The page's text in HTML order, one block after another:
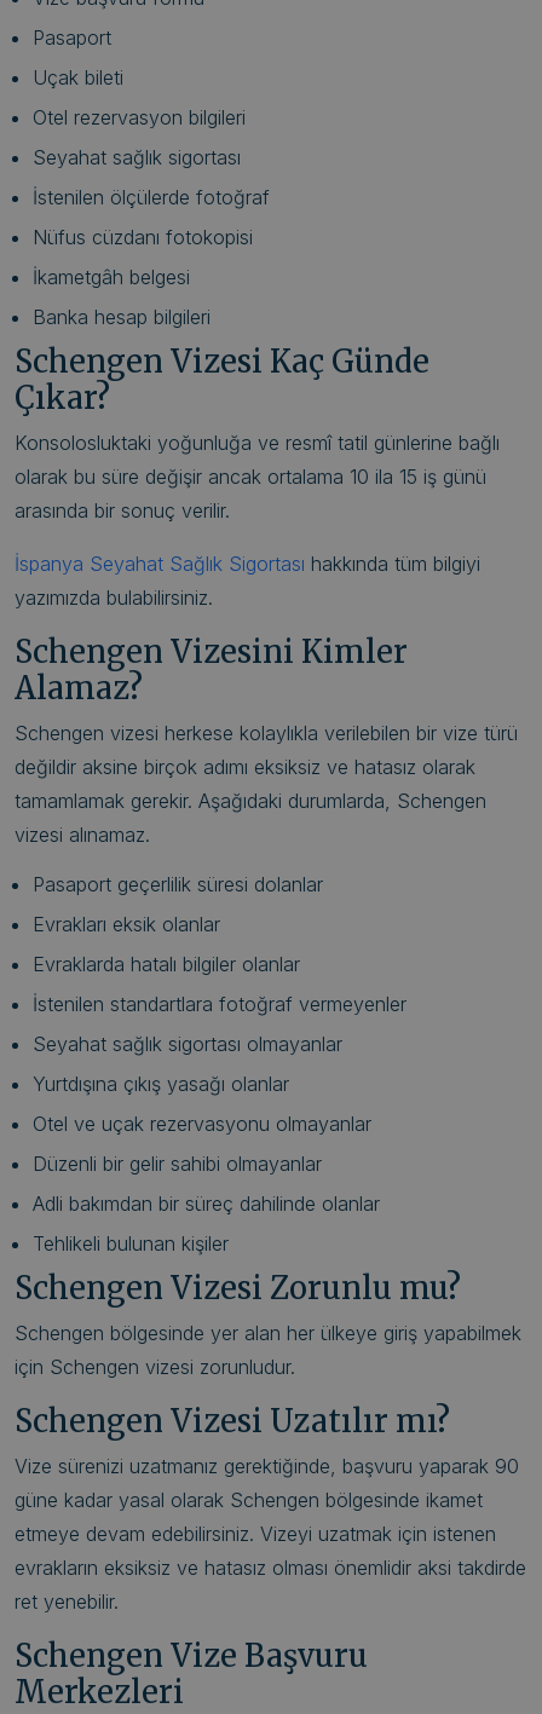
Pasaport
Uçak bileti
Otel rezervasyon bilgileri
Seyahat sağlık sigortası
İstenilen ölçülerde fotoğraf
Nüfus cüzdanı fotokopisi
İkametgâh belgesi
Banka hesap bilgileri
Schengen Vizesi Kaç Günde
Çıkar?
Konsolosluktaki yoğunluğa ve resmî tatil günlerine bağlı
olarak bu süre değişir ancak ortalama 10 ila 15 iş günü
arasında bir sonuç verilir.
İspanya Seyahat Sağlık Sigortası hakkında tüm bilgiyi
yazımızda bulabilirsiniz.
Schengen Vizesini Kimler
Alamaz?
Schengen vizesi herkese kolaylıkla verilebilen bir vize türü
değildir aksine birçok adımı eksiksiz ve hatasız olarak
tamamlamak gerekir. Aşağıdaki durumlarda, Schengen
vizesi alınamaz.
Pasaport geçerlilik süresi dolanlar
Evrakları eksik olanlar
Evraklarda hatalı bilgiler olanlar
İstenilen standartlara fotoğraf vermeyenler
Seyahat sağlık sigortası olmayanlar
Yurtdışına çıkış yasağı olanlar
Otel ve uçak rezervasyonu olmayanlar
Düzenli bir gelir sahibi olmayanlar
Adli bakımdan bir süreç dahilinde olanlar
Tehlikeli bulunan kişiler
Schengen Vizesi Zorunlu mu?
Schengen bölgesinde yer alan her ülkeye giriş yapabilmek
için Schengen vizesi zorunludur.
Schengen Vizesi Uzatılır mı?
Vize sürenizi uzatmanız gerektiğinde, başvuru yaparak 90
güne kadar yasal olarak Schengen bölgesinde ikamet
etmeye devam edebilirsiniz. Vizeyi uzatmak için istenen
evrakların eksiksiz ve hatasız olması önemlidir aksi takdirde
ret yenebilir.
Schengen Vize Başvuru
Merkezleri